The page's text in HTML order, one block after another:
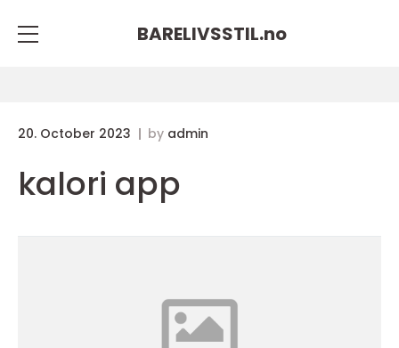
BARELIVSSTIL.no
20. October 2023 by admin
kalori app